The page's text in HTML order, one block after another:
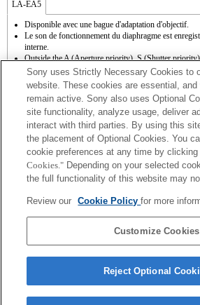
LA-EA5
Disponible avec une bague d'adaptation d'objectif.
Le son de fonctionnement du diaphragme est
interne.
Outside the A (Aperture priority), S (Shutter
shutter speed and the aperture can not be adjusted
La fonction [Comp. objectif ] (Compensation de
En fonction des conditions de prise de vue, il se peut
soit pas uniforme. Réglez la fonction [Obturat. à
Si vous fixez l'objectif à monture A à l'aide de
au point manuelle ne fonctionne pas
de mise au point. Vous pouvez agrandir l'image en
mise pt] ou [Aide MF] sur n'importe quelle touche
L'obturateur tactile ne fonctionne pas.
La correction de tremblement est disponible sur les 3
avec la technologie SteadyShot INSIDE.
difficile de faire le point sur un sujet avec cette
des scènes sombres, ou lorsqu’un sujet est situé
Sony uses Strictly Necessary Cookies to
website. These cookies are essential, and
remain active. Sony also uses Optional
site functionality, analyze usage, deliver
interact with third parties. By using this
the placement of Optional Cookies. You
cookie preferences at any time by clicking
Cookies." Depending on your selected
the full functionality of this website may
Review our Cookie Policyfor more
Customize Cookies
Reject Optional